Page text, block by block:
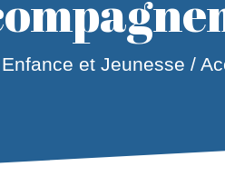
Enfance et Jeunesse /